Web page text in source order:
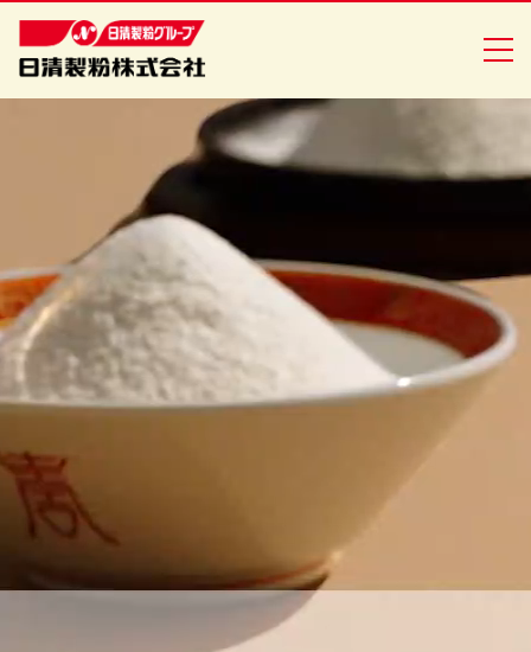
採用情報
日清製粉グループ
創・食Ｃｌｕｂ
企業情報
安全・安心への取り組み
ニュースリリース
「アミュリア」についてはこちら
安全・安心への取り組みはこちら
創・食Ｃｌｕｂについてはこちら